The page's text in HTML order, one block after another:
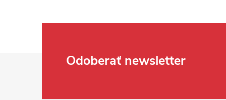
Odoberať newsletter